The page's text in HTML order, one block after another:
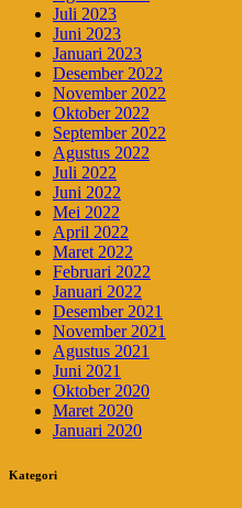
Juli 2023
Juni 2023
Januari 2023
Desember 2022
November 2022
Oktober 2022
September 2022
Agustus 2022
Juli 2022
Juni 2022
Mei 2022
April 2022
Maret 2022
Februari 2022
Januari 2022
Desember 2021
November 2021
Agustus 2021
Juni 2021
Oktober 2020
Maret 2020
Januari 2020
Kategori